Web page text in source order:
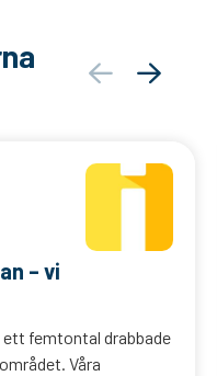
– vi
femtontal drabbade
Våra